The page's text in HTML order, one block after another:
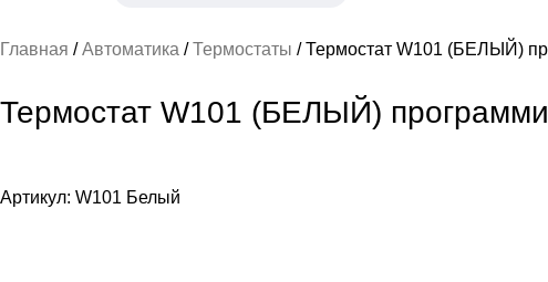
Главная Автоматика Термостаты Термостат W101 (БЕЛЫЙ)
Термостат W101 (БЕЛЫЙ)
Артикул: W101 Белый